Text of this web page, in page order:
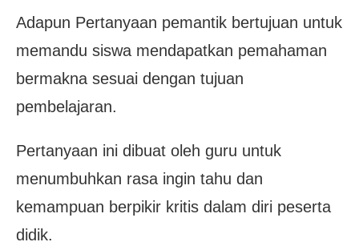
Adapun Pertanyaan pemantik bertujuan untuk
memandu siswa mendapatkan pemahaman
bermakna sesuai dengan tujuan
pembelajaran.
Pertanyaan ini dibuat oleh guru untuk
menumbuhkan rasa ingin tahu dan
kemampuan berpikir kritis dalam diri peserta
didik.